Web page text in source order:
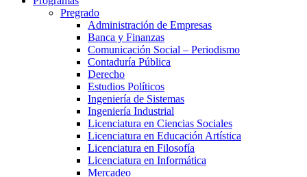
Pregrado
Administración de Empresas
Banca y Finanzas
Comunicación Social – Periodismo
Contaduría Pública
Derecho
Estudios Políticos
Ingeniería de Sistemas
Ingeniería Industrial
Licenciatura en Ciencias Sociales
Licenciatura en Educación Artística
Licenciatura en Filosofía
Licenciatura en Informática
Mercadeo